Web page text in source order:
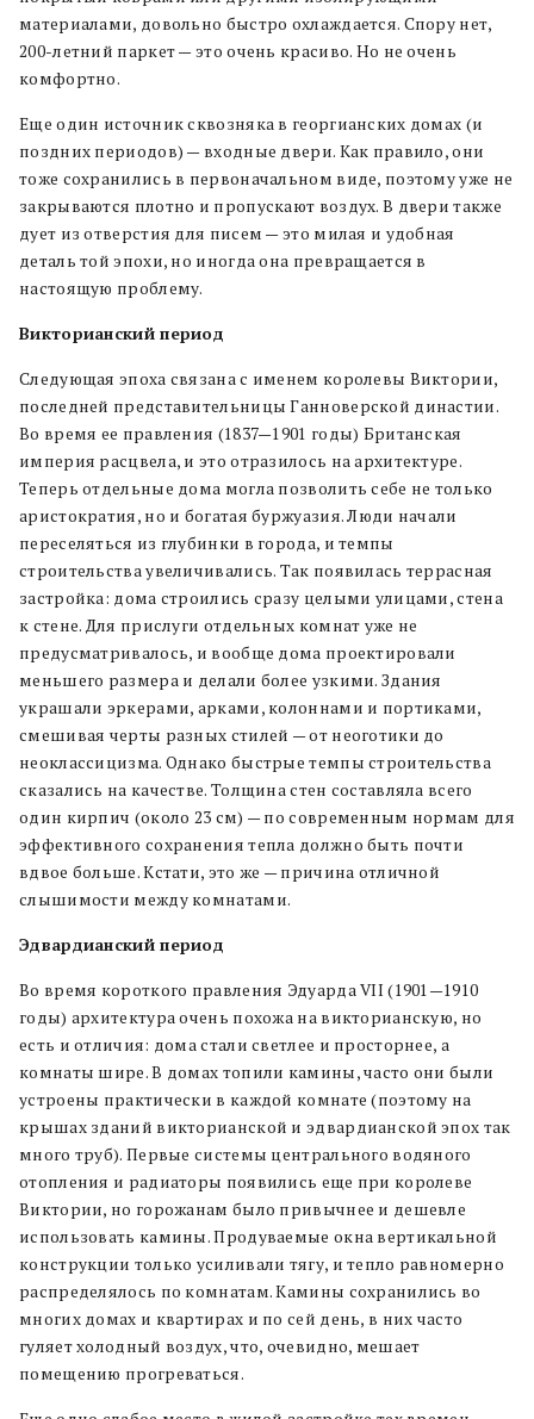
материалами, довольно быстро охлаждается. Спору нет,
200-летний паркет — это очень красиво. Но не очень
комфортно.
Еще один источник сквозняка в георгианских домах (и
поздних периодов) — входные двери. Как правило, они
тоже сохранились в первоначальном виде, поэтому уже не
закрываются плотно и пропускают воздух. В двери также
дует из отверстия для писем — это милая и удобная
деталь той эпохи, но иногда она превращается в
настоящую проблему.
Викторианский период
Следующая эпоха связана с именем королевы Виктории,
последней представительницы Ганноверской династии.
Во время ее правления (1837—1901 годы) Британская
империя расцвела, и это отразилось на архитектуре.
Теперь отдельные дома могла позволить себе не только
аристократия, но и богатая буржуазия. Люди начали
переселяться из глубинки в города, и темпы
строительства увеличивались. Так появилась террасная
застройка: дома строились сразу целыми улицами, стена
к стене. Для прислуги отдельных комнат уже не
предусматривалось, и вообще дома проектировали
меньшего размера и делали более узкими. Здания
украшали эркерами, арками, колоннами и портиками,
смешивая черты разных стилей — от неоготики до
неоклассицизма. Однако быстрые темпы строительства
сказались на качестве. Толщина стен составляла всего
один кирпич (около 23 см) — по современным нормам для
эффективного сохранения тепла должно быть почти
вдвое больше. Кстати, это же — причина отличной
слышимости между комнатами.
Эдвардианский период
Во время короткого правления Эдуарда VII (1901—1910
годы) архитектура очень похожа на викторианскую, но
есть и отличия: дома стали светлее и просторнее, а
комнаты шире. В домах топили камины, часто они были
устроены практически в каждой комнате (поэтому на
крышах зданий викторианской и эдвардианской эпох так
много труб). Первые системы центрального водяного
отопления и радиаторы появились еще при королеве
Виктории, но горожанам было привычнее и дешевле
использовать камины. Продуваемые окна вертикальной
конструкции только усиливали тягу, и тепло равномерно
распределялось по комнатам. Камины сохранились во
многих домах и квартирах и по сей день, в них часто
гуляет холодный воздух, что, очевидно, мешает
помещению прогреваться.